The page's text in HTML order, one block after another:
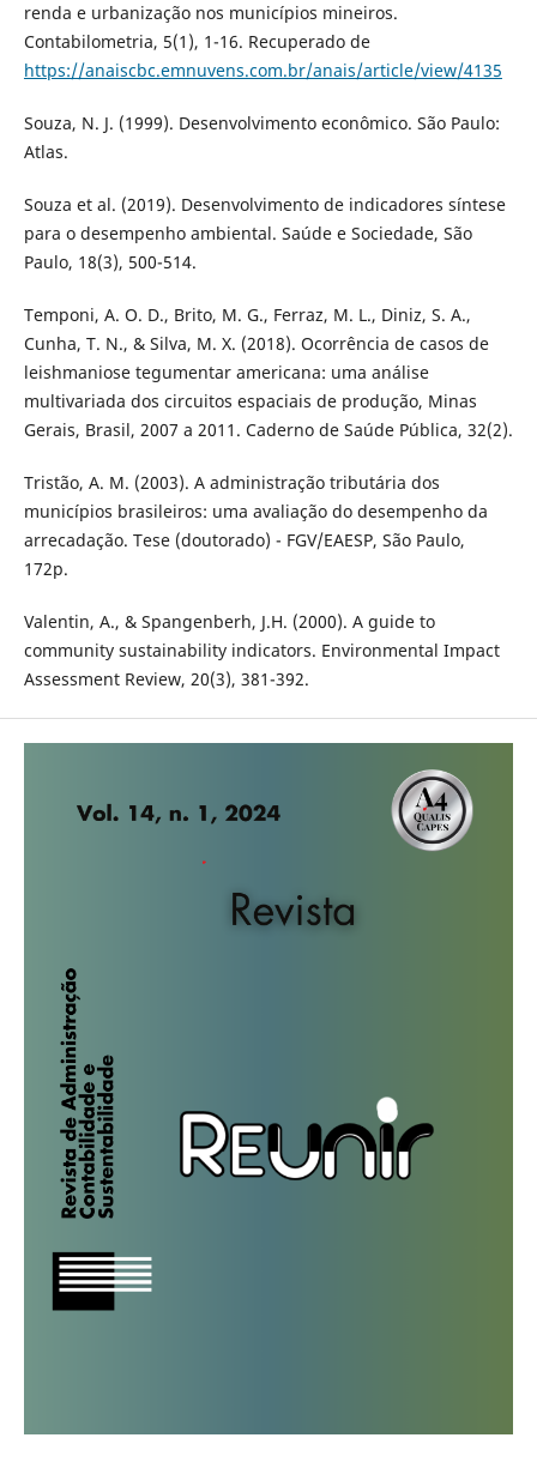
renda e urbanização nos municípios mineiros.
Contabilometria, 5(1), 1-16. Recuperado de
https://anaiscbc.emnuvens.com.br/anais/article/view/4135
Souza, N. J. (1999). Desenvolvimento econômico. São Paulo:
Atlas.
Souza et al. (2019). Desenvolvimento de indicadores síntese
para o desempenho ambiental. Saúde e Sociedade, São
Paulo, 18(3), 500-514.
Temponi, A. O. D., Brito, M. G., Ferraz, M. L., Diniz, S. A.,
Cunha, T. N., & Silva, M. X. (2018). Ocorrência de casos de
leishmaniose tegumentar americana: uma análise
multivariada dos circuitos espaciais de produção, Minas
Gerais, Brasil, 2007 a 2011. Caderno de Saúde Pública, 32(2).
Tristão, A. M. (2003). A administração tributária dos
municípios brasileiros: uma avaliação do desempenho da
arrecadação. Tese (doutorado) - FGV/EAESP, São Paulo,
172p.
Valentin, A., & Spangenberh, J.H. (2000). A guide to
community sustainability indicators. Environmental Impact
Assessment Review, 20(3), 381-392.